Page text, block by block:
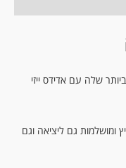
שלה עם אדידס ייזי
וקיץ ומושלמות גם ליציאה וגם